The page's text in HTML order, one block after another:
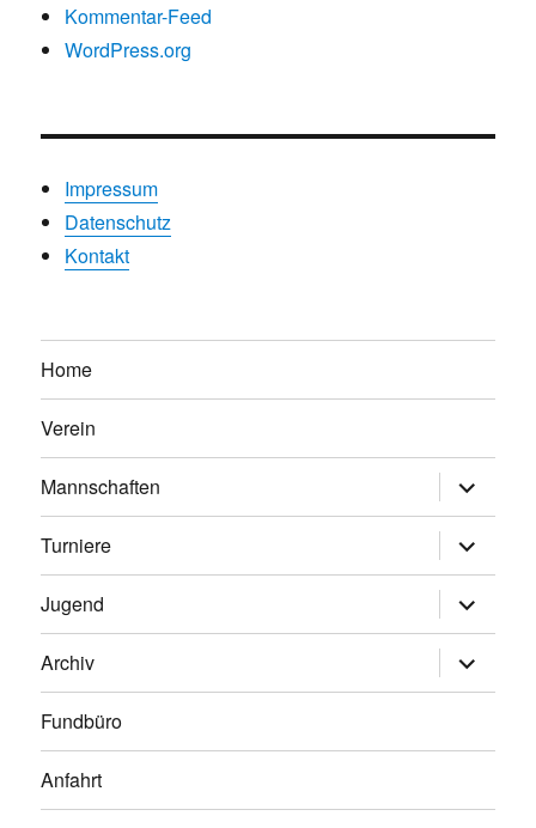
Kommentar-Feed
WordPress.org
Impressum
Datenschutz
Kontakt
Home
Verein
Mannschaften
anzeigen
Turniere
anzeigen
Jugend
anzeigen
Archiv
anzeigen
Fundbüro
Anfahrt